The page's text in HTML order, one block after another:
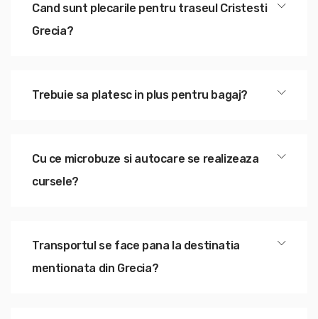
Cand sunt plecarile pentru traseul Cristesti
Grecia?
Trebuie sa platesc in plus pentru bagaj?
Cu ce microbuze si autocare se realizeaza
cursele?
Transportul se face pana la destinatia
mentionata din Grecia?